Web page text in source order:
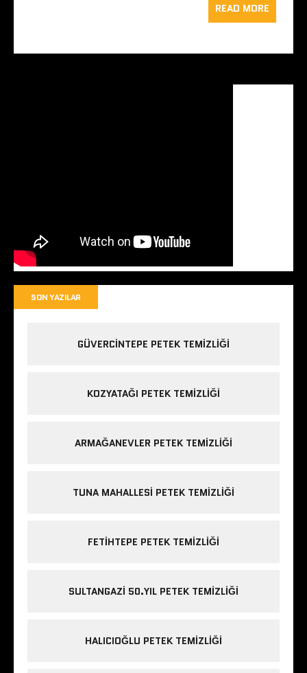
READ MORE
SON YAZILAR
GÜVERCINTEPE PETEK TEMIZLIĞI
KOZYATAĞI PETEK TEMIZLIĞI
ARMAĞANEVLER PETEK TEMIZLIĞI
TUNA MAHALLESI PETEK TEMIZLIĞI
FETIHTEPE PETEK TEMIZLIĞI
SULTANGAZI 50.YIL PETEK TEMIZLIĞI
HALICIOĞLU PETEK TEMIZLIĞI